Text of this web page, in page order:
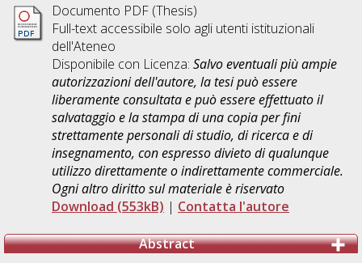
Documento PDF (Thesis)
Full-text accessibile solo agli utenti istituzionali
dell'Ateneo
Disponibile con Licenza: Salvo eventuali più ampie
autorizzazioni dell'autore, la tesi può essere
liberamente consultata e può essere effettuato il
salvataggio e la stampa di una copia per fini
strettamente personali di studio, di ricerca e di
insegnamento, con espresso divieto di qualunque
utilizzo direttamente o indirettamente commerciale.
Ogni altro diritto sul materiale è riservato
Download (553kB) | Contatta l'autore
Abstract